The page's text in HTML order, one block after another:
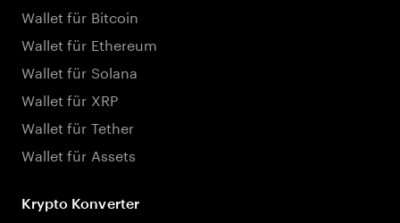
Wallet für Bitcoin
Wallet für Ethereum
Wallet für Solana
Wallet für XRP
Wallet für Tether
Wallet für Assets
Krypto Konverter